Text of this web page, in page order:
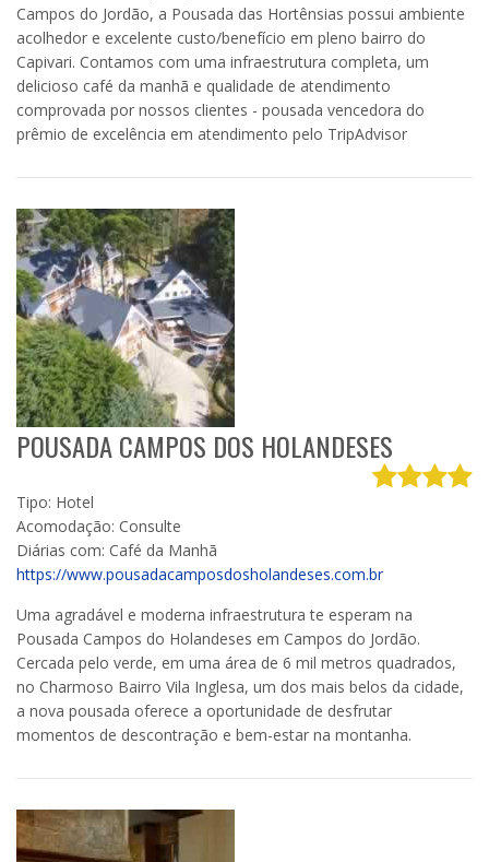
Campos do Jordão, a Pousada das Hortênsias possui ambiente
acolhedor e excelente custo/benefício em pleno bairro do
Capivari. Contamos com uma infraestrutura completa, um
delicioso café da manhã e qualidade de atendimento
comprovada por nossos clientes - pousada vencedora do
prêmio de excelência em atendimento pelo TripAdvisor
POUSADA CAMPOS DOS HOLANDESES
Tipo: Hotel
Acomodação: Consulte
Diárias com: Café da Manhã
https://www.pousadacamposdosholandeses.com.br
Uma agradável e moderna infraestrutura te esperam na
Pousada Campos do Holandeses em Campos do Jordão.
Cercada pelo verde, em uma área de 6 mil metros quadrados,
no Charmoso Bairro Vila Inglesa, um dos mais belos da cidade,
a nova pousada oferece a oportunidade de desfrutar
momentos de descontração e bem-estar na montanha.